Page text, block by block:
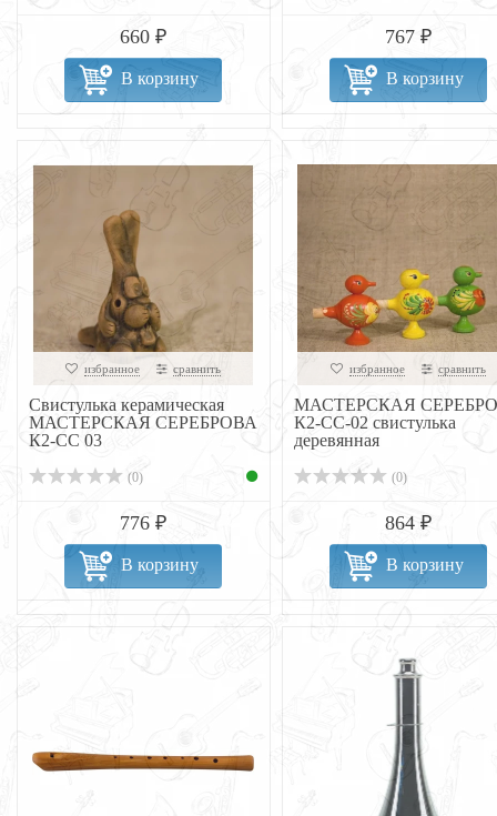
660 ₽
В корзину
767 ₽
В корзину
избранное сравнить
Свистулька керамическая
МАСТЕРСКАЯ СЕРЕБРОВА
К2-СС 03
(0)
776 ₽
В корзину
избранное сравнить
МАСТЕРСКАЯ
К2-СС-02 свистулька
деревянная
(0)
864 ₽
В корзину